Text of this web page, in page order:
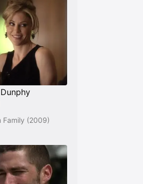
Family (2009)